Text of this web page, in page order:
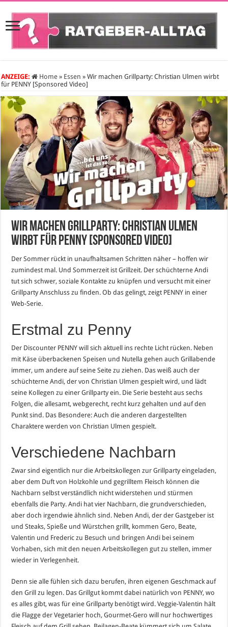
ANZEIGE: Home » Essen » Wir machen Grillparty: Christian Ulmen wirbt
für PENNY [Sponsored Video]
Wir machen Grillparty: Christian Ulmen
wirbt für PENNY [Sponsored Video]
Der Sommer rückt in unaufhaltsamen Schritten näher – hoffen wir
zumindest mal. Und Sommerzeit ist Grillzeit. Der schüchterne Andi
tut sich schwer, soziale Kontakte zu knüpfen und versucht mit einer
Grillparty Anschluss zu finden. Ob das gelingt, zeigt PENNY in einer
Web-Serie.
Erstmal zu Penny
Der Discounter PENNY will sich aktuell ins rechte Licht rücken. Neben
mit Käse überbackenen Speisen und Nutella gehen auch Grillabende
immer, um andere auf seine Seite zu ziehen. Das weiß auch der
schüchterne Andi, der von Christian Ulmen gespielt wird, und lädt
seine Kollegen zu einer Grillparty ein. Die Serie besteht aus sechs
Folgen, die allesamt, webgerecht, recht kurz gehalten und auf den
Punkt sind. Das Besondere: Auch die anderen dargestellten
Charaktere werden von Christian Ulmen gespielt.
Verschiedene Nachbarn
Zwar sind eigentlich nur die Arbeitskollegen zur Grillparty eingeladen,
aber dem Duft von Holzkohle und gegrilltem Fleisch können die
Nachbarn selbst verständlich nicht widerstehen und stürmen
ebenfalls die Party. Andi hat vier Nachbarn, die grundverschieden,
aber doch irgendwie ähnlich sind. Neben Andi, der der Gastgeber ist
und Steaks, Spieße und Würstchen grillt, kommen Gero, Beate,
Valentin und Frederic zu Besuch und bringen Andi bei seinem
Vorhaben, sich mit den neuen Arbeitskollegen gut zu stellen, immer
wieder in Verlegenheit.
Denn sie alle fühlen sich dazu berufen, ihren eigenen Geschmack auf
den Grill zu legen. Das Grillgut kommt dabei natürlich von PENNY, wo
es alles gibt, was für eine Grillparty benötigt wird. Veggie-Valentin hält
die Flagge der Vegetarier hoch, Gourmet-Gero will nur hochwertiges